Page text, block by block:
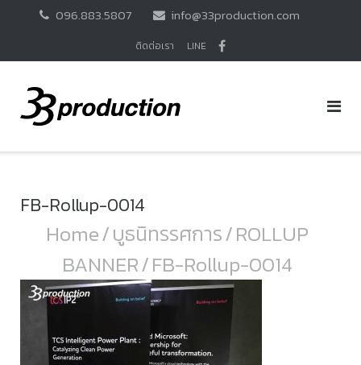
096.883.5807 info@33production.com
ติดต่อเรา LINE
FB-Rollup-0014
Home/บูธนิทรรศการ/ROLLUP
BANNER/FB-Rollup-0014